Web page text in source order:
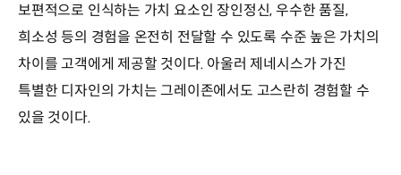
보편적으로 인식하는 가치 요소인 장인정신, 우수한 품질,
희소성 등의 경험을 온전히 전달할 수 있도록 수준 높은 가치의
차이를 고객에게 제공할 것이다. 아울러 제네시스가 가진
특별한 디자인의 가치는 그레이존에서도 고스란히 경험할 수
있을 것이다.